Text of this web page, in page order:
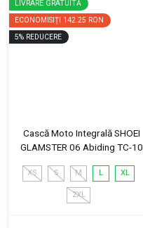
LIVRARE GRATUITĂ
ECONOMISIȚI 142.25 RON
5% REDUCERE
Cască Moto Integrală SHOEI
GLAMSTER 06 Abiding TC-10
XS S M L XL
2XL